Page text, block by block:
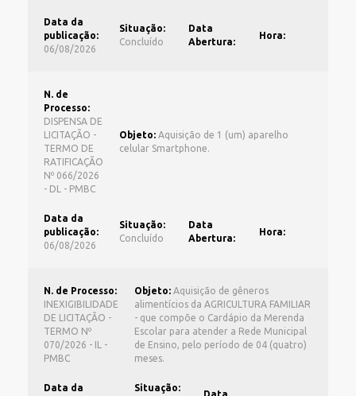
Data da
publicação:
06/08/2026
Situação:
Concluído
Data
Abertura:
Hora:
N. de
Processo:
DISPENSA DE
LICITAÇÃO -
TERMO DE
RATIFICAÇÃO
Nº 066/2026
- DL - PMBC
Objeto: Aquisição de 1 (um) aparelho
celular Smartphone.
Data da
publicação:
06/08/2026
Situação:
Concluído
Data
Abertura:
Hora:
N. de Processo:
INEXIGIBILIDADE
DE LICITAÇÃO -
TERMO Nº
070/2026 - IL -
PMBC
Objeto: Aquisição de gêneros
alimentícios da AGRICULTURA FAMILIAR
- que compõe o Cardápio da Merenda
Escolar para atender a Rede Municipal
de Ensino, pelo período de 04 (quatro)
meses.
Data da
Situação:
Data